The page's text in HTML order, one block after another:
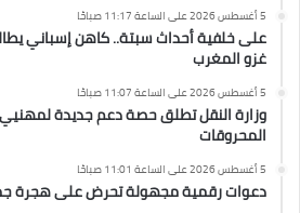
5 أغسطس 2026 على الساعة 11:17 صباحًا
على خلفية أحداث سبتة.. كاهن إسباني
غزو المغرب
5 أغسطس 2026 على الساعة 11:07 صباحًا
وزارة النقل تطلق حصة دعم جديدة
المحروقات
5 أغسطس 2026 على الساعة 11:01 صباحًا
دعوات رقمية مجهولة تحرض على هجرة